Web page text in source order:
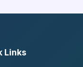
Links